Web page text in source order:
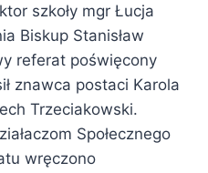
szkoły mgr Łucja
Biskup Stanisław
referat poświęcony
znawca postaci Karola
Trzeciakowski.
Społecznego
wręczono